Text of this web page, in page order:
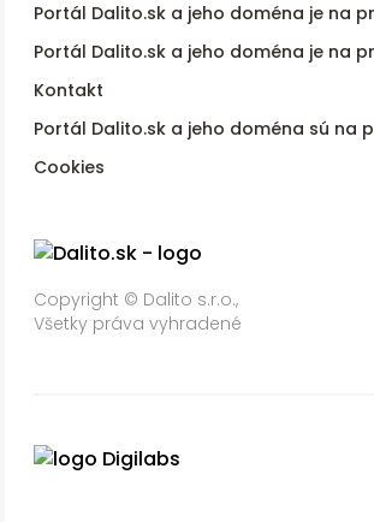
Copyright © Dalito s.r.o.,
Všetky práva vyhradené
Portál Dalito.sk a jeho doména je na
Portál Dalito.sk a jeho doména je na
Kontakt
Portál Dalito.sk a jeho doména sú na
Cookies